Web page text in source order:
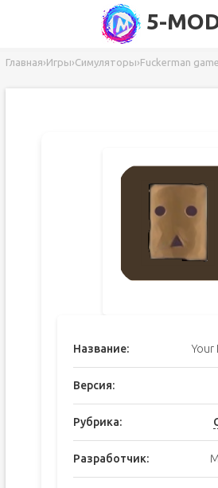
5-
Главная›Игры›Симуляторы›Fuckerman game
Название: Your
Версия:
Рубрика:
Разработчик: